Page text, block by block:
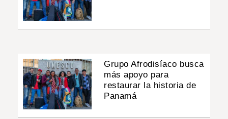
Grupo Afrodisíaco busca
más apoyo para
restaurar la historia de
Panamá